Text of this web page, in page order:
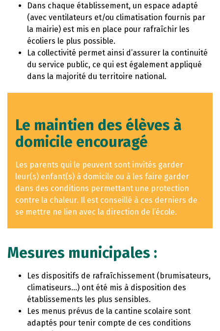
Dans chaque établissement, un espace adapté
(avec ventilateurs et/ou climatisation fournis par
la mairie) est mis en place pour rafraîchir les
écoliers le plus possible.
La collectivité permet ainsi d’assurer la continuité
du service public, ce qui est également appliqué
dans la majorité du territoire national.
Le maintien des élèves à
domicile encouragé
Les parents qui le peuvent sont invités garder
leur(s) enfant(s) à domicile ou à les faire garder
dans des conditions permettant une protection
contre la chaleur. Il est conseillé à ces derniers de
se mettre ne lien avec la direction de l’école.
Mesures municipales :
Les dispositifs de rafraîchissement (brumisateurs,
climatiseurs…) ont été mis à disposition des
établissements les plus sensibles.
Les menus prévus de la cantine scolaire sont
adaptés pour tenir compte de ces conditions